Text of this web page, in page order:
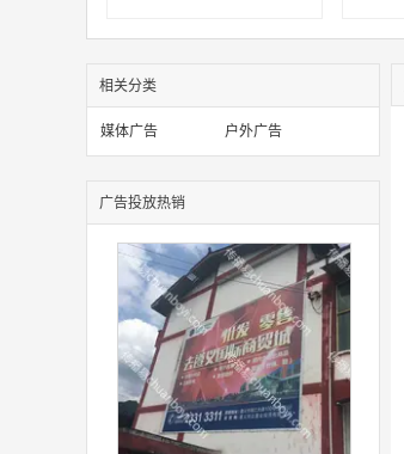
相关分类
媒体广告 户外广告
广告投放热销